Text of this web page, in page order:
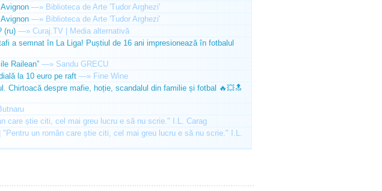
—» Biblioteca de Arte 'Tudor Arghezi'
—» Biblioteca de Arte 'Tudor Arghezi'
(ru) —» Curaj.TV | Media alternativă
a semnat în La Liga! Puștiul de 16 ani impresionează în fotbalul
Railean” —» Sandu GRECU
la 10 euro pe raft —» Fine Wine
Chirtoacă despre mafie, hoție, scandalul din familie și fotbal 🔥💥🔝
care știe citi, cel mai greu lucru e să nu scrie." I.L. Carag
"Pentru un român care știe citi, cel mai greu lucru e să nu scrie." I.L.